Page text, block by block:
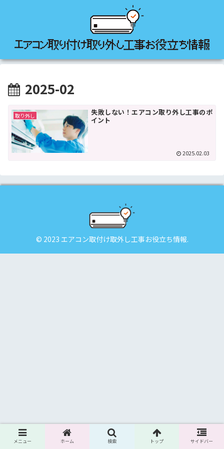
2025-02
取り外し
失敗しない！エアコン取り外し工事のポ
イント
2025.02.03
© 2023 エアコン取付け取外し工事お役立ち情報.
メニュー ホーム 検索 トップ サイドバー